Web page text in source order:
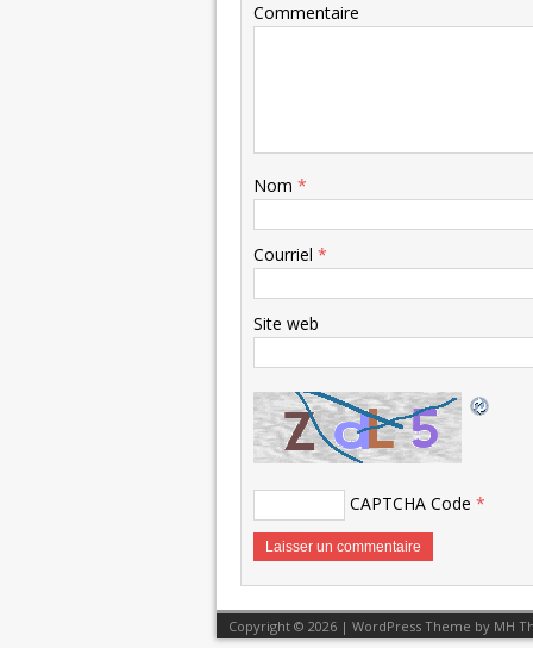
Commentaire
Nom *
Courriel *
Site web
CAPTCHA Code *
Copyright © 2026 | WordPress Theme by MH